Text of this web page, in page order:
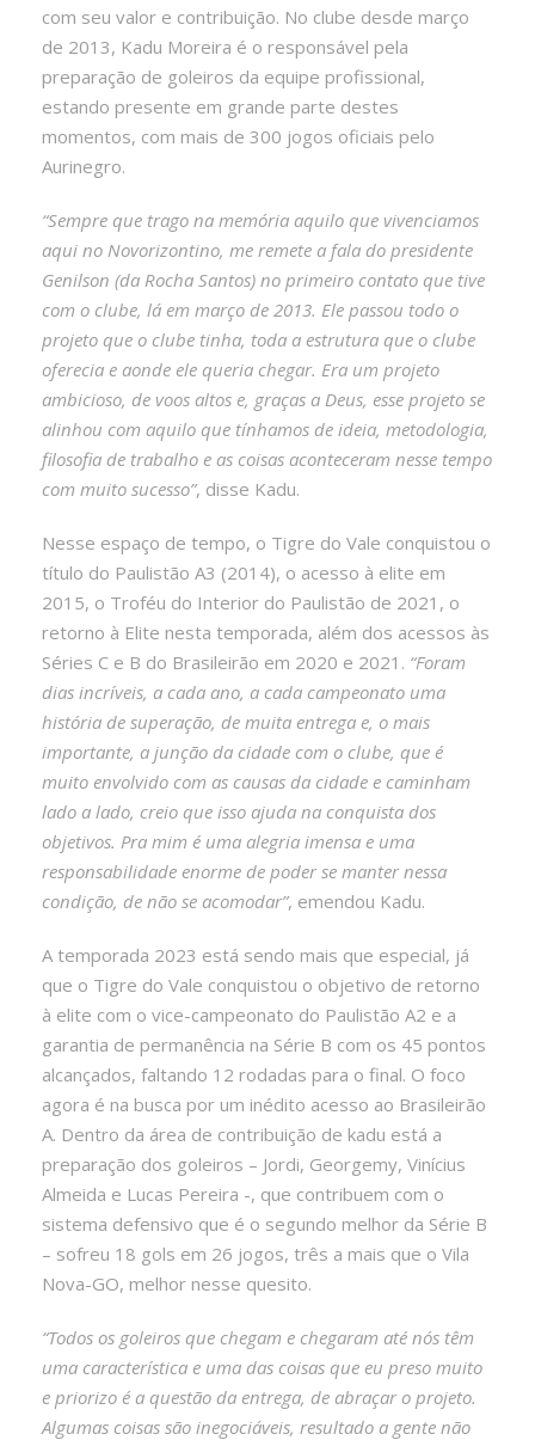
com seu valor e contribuição. No clube desde março
de 2013, Kadu Moreira é o responsável pela
preparação de goleiros da equipe profissional,
estando presente em grande parte destes
momentos, com mais de 300 jogos oficiais pelo
Aurinegro.
“Sempre que trago na memória aquilo que vivenciamos
aqui no Novorizontino, me remete a fala do presidente
Genilson (da Rocha Santos) no primeiro contato que tive
com o clube, lá em março de 2013. Ele passou todo o
projeto que o clube tinha, toda a estrutura que o clube
oferecia e aonde ele queria chegar. Era um projeto
ambicioso, de voos altos e, graças a Deus, esse projeto se
alinhou com aquilo que tínhamos de ideia, metodologia,
filosofia de trabalho e as coisas aconteceram nesse tempo
com muito sucesso”, disse Kadu.
Nesse espaço de tempo, o Tigre do Vale conquistou o
título do Paulistão A3 (2014), o acesso à elite em
2015, o Troféu do Interior do Paulistão de 2021, o
retorno à Elite nesta temporada, além dos acessos às
Séries C e B do Brasileirão em 2020 e 2021. “Foram
dias incríveis, a cada ano, a cada campeonato uma
história de superação, de muita entrega e, o mais
importante, a junção da cidade com o clube, que é
muito envolvido com as causas da cidade e caminham
lado a lado, creio que isso ajuda na conquista dos
objetivos. Pra mim é uma alegria imensa e uma
responsabilidade enorme de poder se manter nessa
condição, de não se acomodar”, emendou Kadu.
A temporada 2023 está sendo mais que especial, já
que o Tigre do Vale conquistou o objetivo de retorno
à elite com o vice-campeonato do Paulistão A2 e a
garantia de permanência na Série B com os 45 pontos
alcançados, faltando 12 rodadas para o final. O foco
agora é na busca por um inédito acesso ao Brasileirão
A. Dentro da área de contribuição de kadu está a
preparação dos goleiros – Jordi, Georgemy, Vinícius
Almeida e Lucas Pereira -, que contribuem com o
sistema defensivo que é o segundo melhor da Série B
– sofreu 18 gols em 26 jogos, três a mais que o Vila
Nova-GO, melhor nesse quesito.
“Todos os goleiros que chegam e chegaram até nós têm
uma característica e uma das coisas que eu preso muito
e priorizo é a questão da entrega, de abraçar o projeto.
Algumas coisas são inegociáveis, resultado a gente não